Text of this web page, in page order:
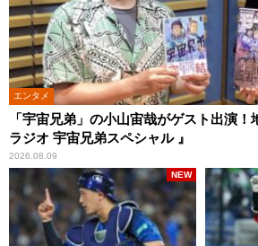
エンタメ
「宇宙兄弟」の小山宙哉がゲスト出演
ラジオ 宇宙兄弟スペシャル 』
2026.08.09
NEW